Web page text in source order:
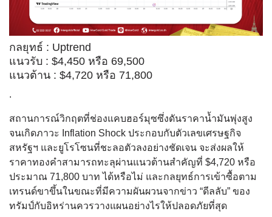
กลยุทธ์ : Uptrend
แนวรับ : $4,450 หรือ 69,500
แนวต้าน : $4,720 หรือ 71,800
.
สถานการณ์วิกฤตที่ช่องแคบฮอร์มุซซึ่งดันราคาน้ำมันพุ่งสูง
จนเกิดภาวะ Inflation Shock ประกอบกับตัวเลขเศรษฐกิจ
สหรัฐฯ และยูโรโซนที่ชะลอตัวลงอย่างชัดเจน จะส่งผลให้
ราคาทองคำสามารถทะลุผ่านแนวต้านสำคัญที่ $4,720 หรือ
ประมาณ 71,800 บาท ได้หรือไม่ และกลยุทธ์การเข้าซื้อตาม
เทรนด์ขาขึ้นในขณะที่มีความผันผวนจากข่าว “ดีลลับ” ของ
ทรัมป์กับอิหร่านควรวางแผนอย่างไรให้ปลอดภัยที่สุด